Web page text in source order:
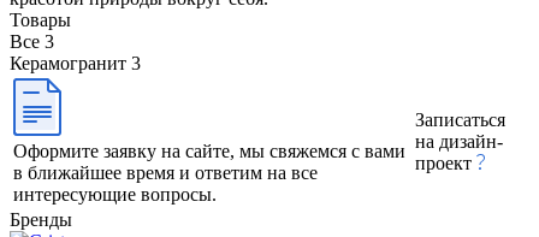
Товары
Все 3
Керамогранит 3
Оформите заявку на сайте, мы свяжемся с вами
в ближайшее время и ответим на все
интересующие вопросы.
Записаться
на дизайн-
проект
Бренды